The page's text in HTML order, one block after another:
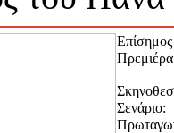
Επίσημος
Σενάριο: